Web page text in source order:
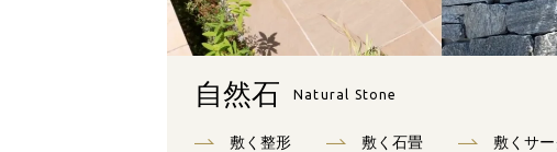
自然石 Natural Stone
敷く整形 敷く石畳
敷くサ